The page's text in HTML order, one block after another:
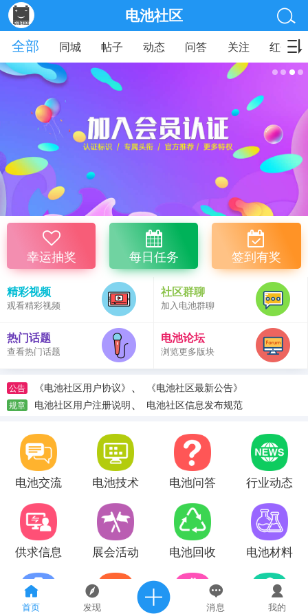
首页 发现 消息 我的
电池社区
全部
同城 帖子 动态 问答 关注 红包
幸运抽奖 每日任务 签到有奖
精彩视频
观看精彩视频
社区群聊
加入电池群聊
热门话题
查看热门话题
电池论坛
浏览更多版块
公告 《电池社区用户协议》 、 《电池社区最新公告》
规章 电池社区用户注册说明、 电池社区信息发布规范
电池交流 电池技术 电池问答 行业动态
供求信息 展会活动 电池回收 电池材料